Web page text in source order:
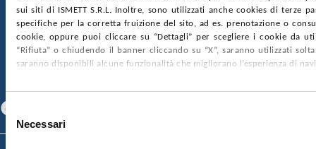
sui siti di ISMETT S.R.L. Inoltre, sono utilizzati anche cookies di terze
specifiche per la corretta fruizione del sito, ad es. prenotazione o
cookie, oppure puoi cliccare su “Dettagli” per scegliere i cookie da
“Rifiuta” o chiudendo il banner cliccando su “X”, saranno utilizzati
saranno disponibili alcune funzionalità che migliorano l’esperienza di
Selezione
delNecessari
SOCIETÀ TRASPARENTE WHISTLEBLOWING
GARE E CONTRATTIPRIVACYCOOKIE POLICY
SOSTIENICIMAPPA DEL SITOACCESSIBILITÀ
CONTATTI